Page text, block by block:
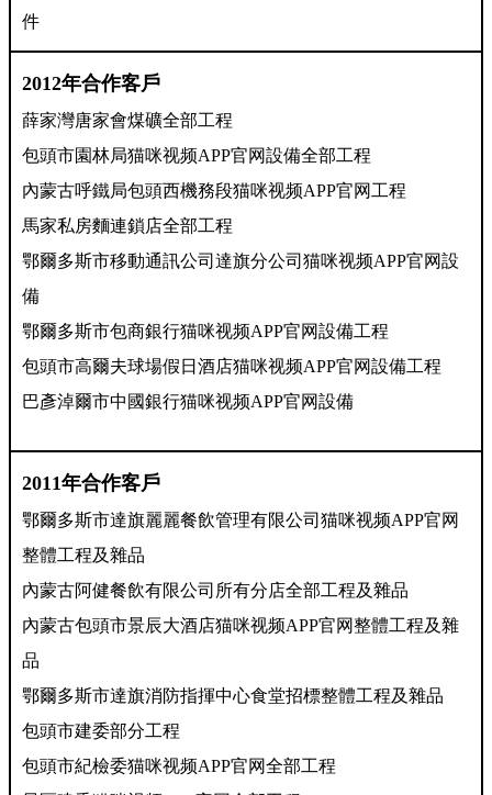
件
2012年合作客戶
薛家灣唐家會煤礦全部工程
包頭市園林局猫咪视频APP官网設備全部工程
內蒙古呼鐵局包頭西機務段猫咪视频APP官网工程
馬家私房麵連鎖店全部工程
鄂爾多斯市移動通訊公司達旗分公司猫咪视频APP官网設
備
鄂爾多斯市包商銀行猫咪视频APP官网設備工程
包頭市高爾夫球場假日酒店猫咪视频APP官网設備工程
巴彥淖爾市中國銀行猫咪视频APP官网設備
2011年合作客戶
鄂爾多斯市達旗麗麗餐飲管理有限公司猫咪视频APP官网
整體工程及雜品
內蒙古阿健餐飲有限公司所有分店全部工程及雜品
內蒙古包頭市景辰大酒店猫咪视频APP官网整體工程及雜
品
鄂爾多斯市達旗消防指揮中心食堂招標整體工程及雜品
包頭市建委部分工程
包頭市紀檢委猫咪视频APP官网全部工程